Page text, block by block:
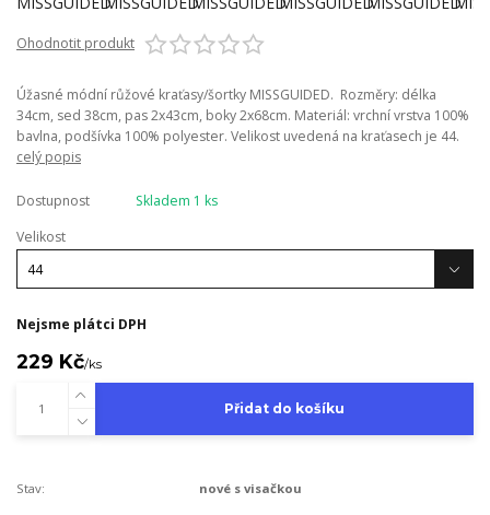
Ohodnotit produkt
Úžasné módní růžové kraťasy/šortky MISSGUIDED. Rozměry: délka
34cm, sed 38cm, pas 2x43cm, boky 2x68cm. Materiál: vrchní vrstva 100%
bavlna, podšívka 100% polyester. Velikost uvedená na kraťasech je 44.
celý popis
Dostupnost
Skladem 1 ks
Velikost
Nejsme plátci DPH
229 Kč/ks
Přidat do košíku
Stav: nové s visačkou